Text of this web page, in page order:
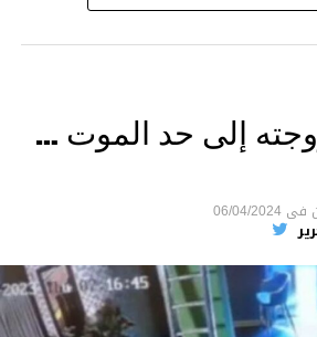
إلى حد الموت …
فى 06/04/2024